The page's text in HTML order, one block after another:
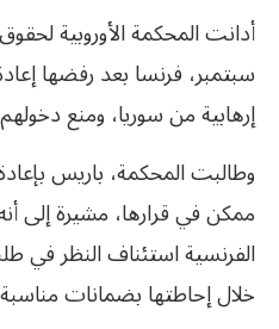
سبتمبر، فرنسا بعد رفضها
إرهابية من سوريا، ومنع
وطالبت المحكمة، باريس
ممكن في قرارها، مشيرة إلى
الفرنسية استئناف النظر في
خلال إحاطتها بضمانات